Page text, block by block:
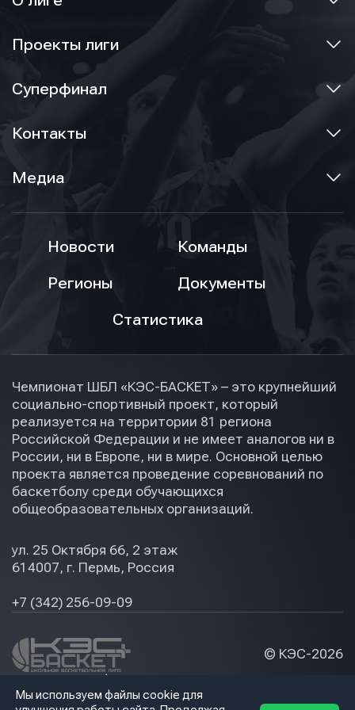
Проекты лиги
Суперфинал
Контакты
Медиа
Новости
Команды
Регионы
Документы
Статистика
Чемпионат ШБЛ «КЭС-БАСКЕТ» – это крупнейший
социально-спортивный проект, который
реализуется на территории 81 региона
Российской Федерации и не имеет аналогов ни в
России, ни в Европе, ни в мире. Основной целью
проекта является проведение соревнований по
баскетболу среди обучающихся
общеобразовательных организаций.
ул. 25 Октября 66, 2 этаж
614007, г. Пермь, Россия
+7 (342) 256-09-09
© КЭС-2026
Мы используем файлы cookie для